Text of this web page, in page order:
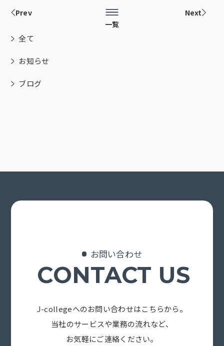
Prev
一覧
Next
全て
お知らせ
ブログ
お問い合わせ
CONTACT US
J-collegeへのお問い合わせはこちらから。
当社のサービスや業務の流れなど、
お気軽にご連絡ください。